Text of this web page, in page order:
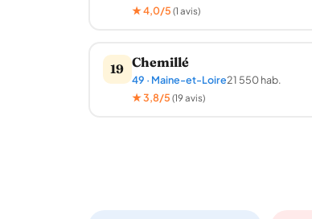
★ 4,0/5 (1 avis)
19 Chemillé
49 · Maine-et-Loire21 550 hab.
★ 3,8/5 (19 avis)